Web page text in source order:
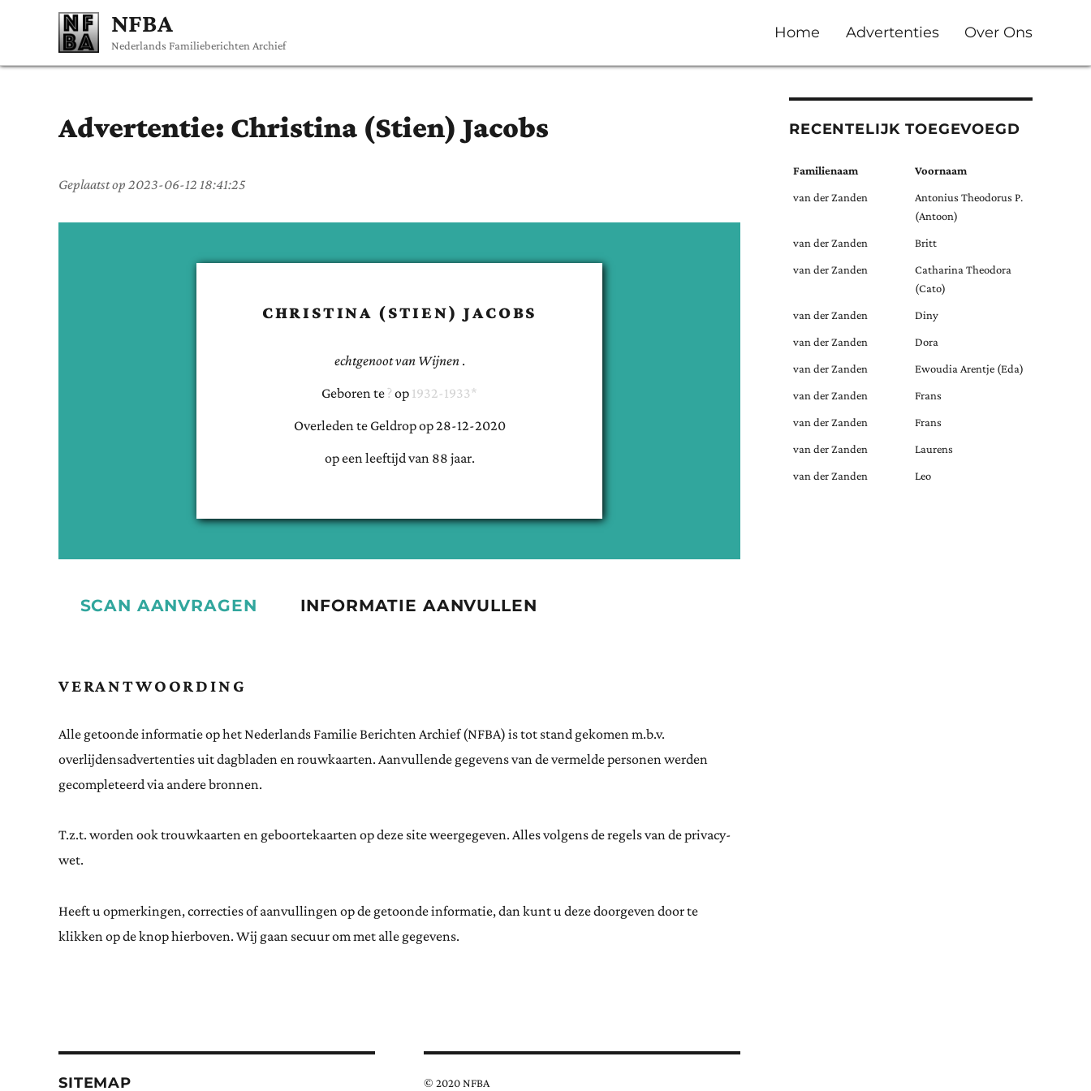
NFBA
Nederlands Familieberichten Archief
Home Advertenties Over Ons
Advertentie: Christina (Stien) Jacobs
Geplaatst op 2023-06-12 18:41:25
CHRISTINA (STIEN) JACOBS
echtgenoot van Wijnen .
Geboren te op 1932-1933*
Overleden te Geldropop28-12-2020
op een leeftijd van 88 jaar.
SCAN AANVRAGEN INFORMATIE AANVULLEN
VERANTWOORDING
Alle getoonde informatie op het Nederlands Familie Berichten Archief (NFBA) is tot stand gekomen m.b.v.
overlijdensadvertenties uit dagbladen en rouwkaarten. Aanvullende gegevens van de vermelde personen werden
gecompleteerd via andere bronnen.
T.z.t. worden ook trouwkaarten en geboortekaarten op deze site weergegeven. Alles volgens de regels van de privacy-
wet.
Heeft u opmerkingen, correcties of aanvullingen op de getoonde informatie, dan kunt u deze doorgeven door te
klikken op de knop hierboven. Wij gaan secuur om met alle gegevens.
SITEMAP © 2020 NFBA
RECENTELIJK TOEGEVOEGD
Familienaam Voornaam
van der Zanden
Antonius Theodorus P.
(Antoon)
van der Zanden Britt
van der Zanden
Catharina Theodora
(Cato)
van der Zanden Diny
van der Zanden Dora
van der Zanden Ewoudia Arentje (Eda)
van der Zanden Frans
van der Zanden Frans
van der Zanden Laurens
van der Zanden Leo